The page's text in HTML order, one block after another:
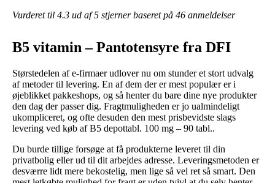
Vurderet til 4.3 ud af 5 stjerner baseret på 46 anmeldelser
B5 vitamin – Pantotensyre fra DFI
Størstedelen af e-firmaer udlover nu om stunder et stort udvalg
af metoder til levering. En af dem der er mest populær er i
øjeblikket pakkeshops, og så henter du bare dine nye produkter
den dag der passer dig. Fragtmuligheden er jo ualmindeligt
ukompliceret, og ofte desuden den mest prisbevidste slags
levering ved køb af B5 depottabl. 100 mg – 90 tabl..
Du burde tillige forsøge at få produkterne leveret til din
privatbolig eller ud til dit arbejdes adresse. Leveringsmetoden er
desværre lidt mere bekostelig, men lige så vel ret så smart. Den